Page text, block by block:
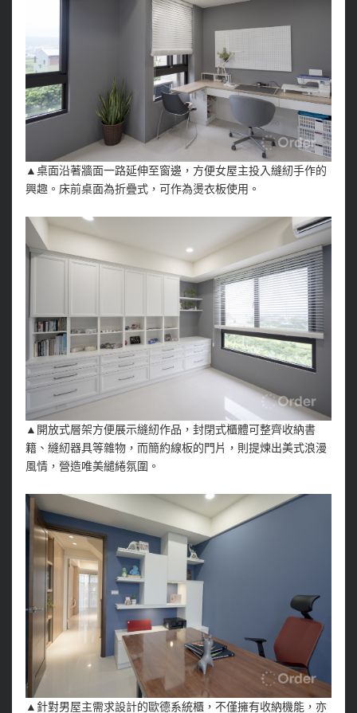
▲桌面沿著牆面一路延伸至窗邊，方便女屋主投入縫紉手作的
興趣。床前桌面為折疊式，可作為燙衣板使用。
▲開放式層架方便展示縫紉作品，封閉式櫃體可整齊收納書
籍、縫紉器具等雜物，而簡約線板的門片，則提煉出美式浪漫
風情，營造唯美繾綣氛圍。
▲針對男屋主需求設計的歐德系統櫃，不僅擁有收納機能，亦